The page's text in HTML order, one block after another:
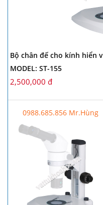
Bộ chân đế cho kính hiển
MODEL: ST-155
2,500,000 đ
0988.685.856 Mr.Hùng